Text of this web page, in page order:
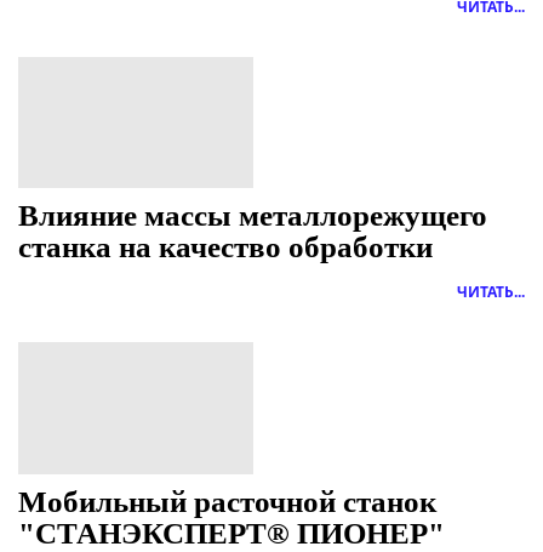
ЧИТАТЬ...
Влияние массы металлорежущего
станка на качество обработки
ЧИТАТЬ...
Мобильный расточной станок
"СТАНЭКСПЕРТ® ПИОНЕР"